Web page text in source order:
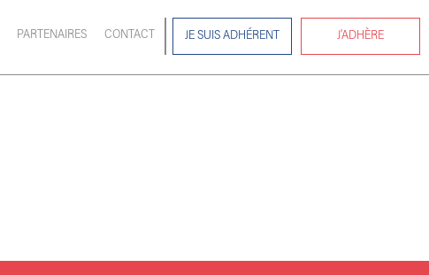
PARTENAIRES CONTACT JE SUIS ADHÉRENT J'ADHÈRE